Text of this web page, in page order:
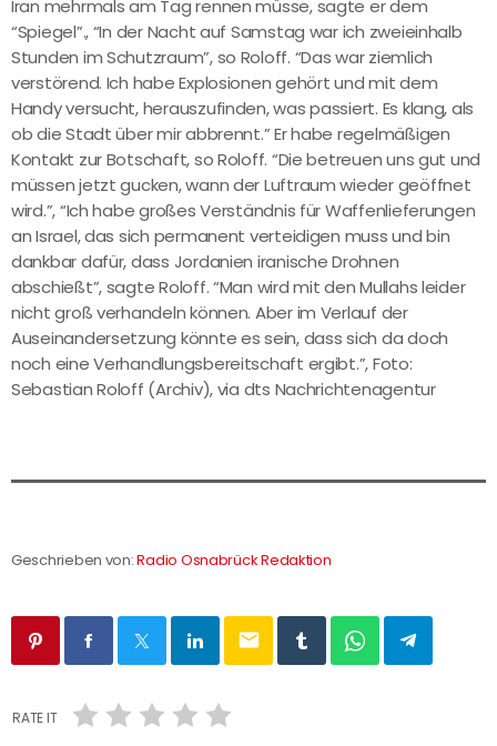
Iran mehrmals am Tag rennen müsse, sagte er dem
“Spiegel”., “In der Nacht auf Samstag war ich zweieinhalb
Stunden im Schutzraum”, so Roloff. “Das war ziemlich
verstörend. Ich habe Explosionen gehört und mit dem
Handy versucht, herauszufinden, was passiert. Es klang, als
ob die Stadt über mir abbrennt.” Er habe regelmäßigen
Kontakt zur Botschaft, so Roloff. “Die betreuen uns gut und
müssen jetzt gucken, wann der Luftraum wieder geöffnet
wird.”, “Ich habe großes Verständnis für Waffenlieferungen
an Israel, das sich permanent verteidigen muss und bin
dankbar dafür, dass Jordanien iranische Drohnen
abschießt”, sagte Roloff. “Man wird mit den Mullahs leider
nicht groß verhandeln können. Aber im Verlauf der
Auseinandersetzung könnte es sein, dass sich da doch
noch eine Verhandlungsbereitschaft ergibt.”, Foto:
Sebastian Roloff (Archiv), via dts Nachrichtenagentur
Geschrieben von:Radio Osnabrück Redaktion
email
RATE IT